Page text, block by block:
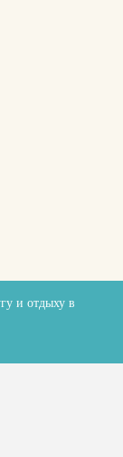
и отдыху в